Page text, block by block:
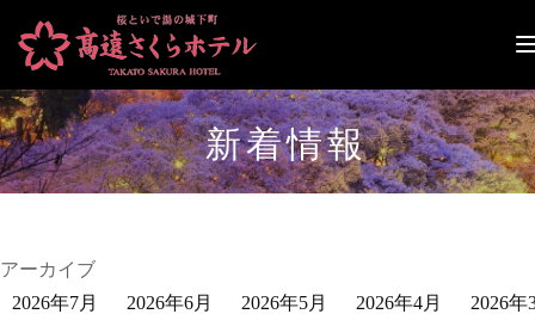
ナ
ゲ
ー
シ
ョ
ン
新着情報
アーカイブ
2026年7月
2026年6月 2026年5月 2026年4月
2026年